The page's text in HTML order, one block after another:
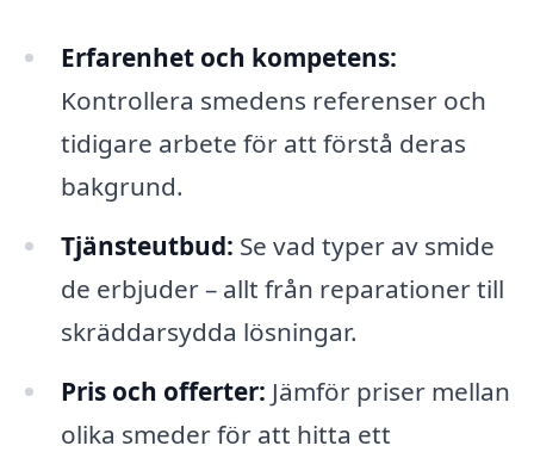
Erfarenhet och kompetens:
Kontrollera smedens referenser och
tidigare arbete för att förstå deras
bakgrund.
Tjänsteutbud: Se vad typer av smide
de erbjuder – allt från reparationer till
skräddarsydda lösningar.
Pris och offerter: Jämför priser mellan
olika smeder för att hitta ett